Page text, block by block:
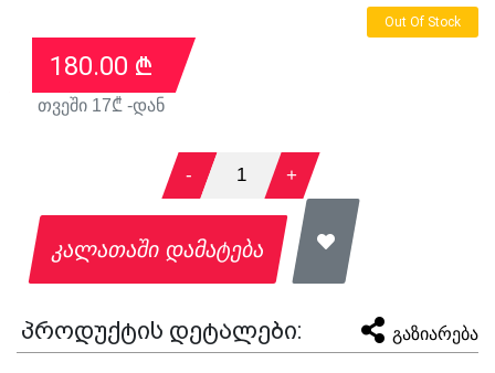
Out Of Stock
180.00 ₾
თვეში 17₾ -დან
- 1 +
კალათაში დამატება
პროდუქტის დეტალები: გაზიარება